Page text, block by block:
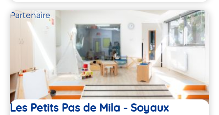
Partenaire
Les Petits Pas de Mila - Soyaux